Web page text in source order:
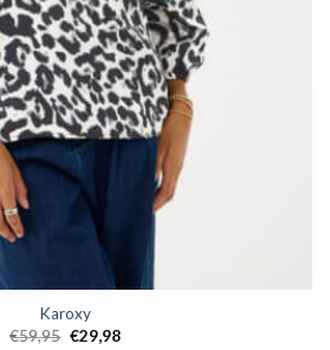
Karoxy
€59,95 €29,98